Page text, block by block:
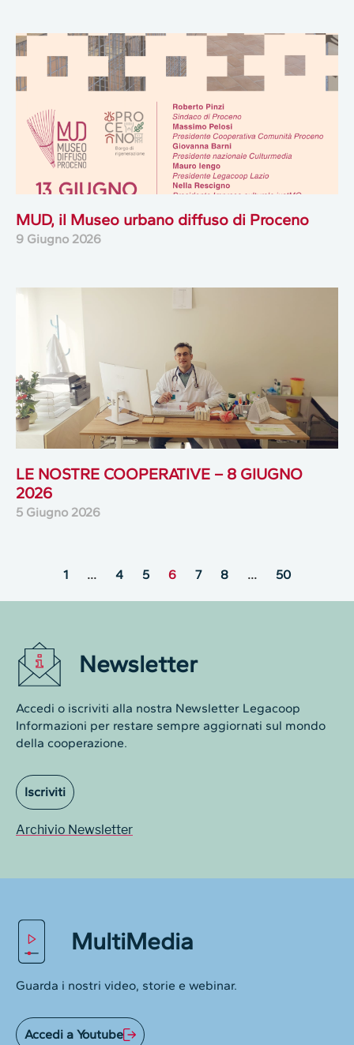
MUD, il Museo urbano diffuso di Proceno
9 Giugno 2026
LE NOSTRE COOPERATIVE – 8 GIUGNO
2026
5 Giugno 2026
1 … 4 5 6 7 8 … 50
Newsletter
Accedi o iscriviti alla nostra Newsletter Legacoop
Informazioni per restare sempre aggiornati sul mondo
della cooperazione.
Iscriviti
Archivio Newsletter
MultiMedia
Guarda i nostri video, storie e webinar.
Accedi a Youtube